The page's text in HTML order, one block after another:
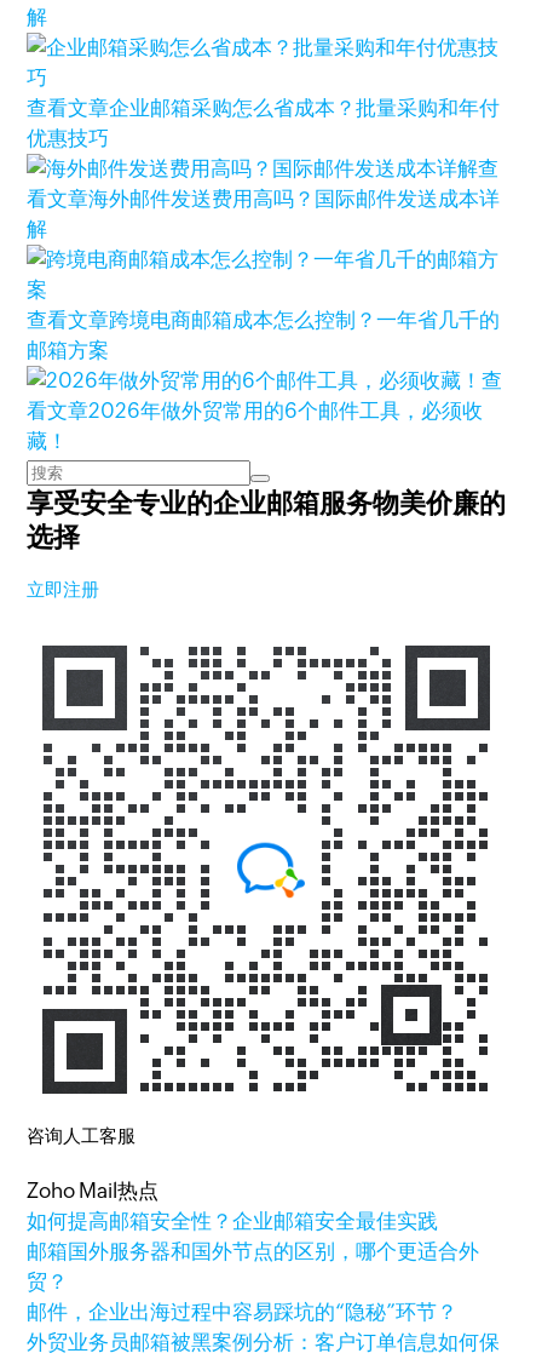
解
查看文章企业邮箱采购怎么省成本？批量采购和年付
优惠技巧
查
看文章海外邮件发送费用高吗？国际邮件发送成本详
解
查看文章跨境电商邮箱成本怎么控制？一年省几千的
邮箱方案
查
看文章2026年做外贸常用的6个邮件工具，必须收
藏！
享受安全专业的企业邮箱服务物美价廉的
选择
立即注册
咨询人工客服
Zoho Mail热点
如何提高邮箱安全性？企业邮箱安全最佳实践
邮箱国外服务器和国外节点的区别，哪个更适合外
贸？
邮件，企业出海过程中容易踩坑的“隐秘”环节？
外贸业务员邮箱被黑案例分析：客户订单信息如何保